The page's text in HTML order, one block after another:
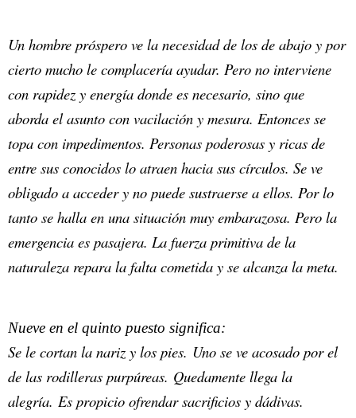
Un hombre próspero ve la necesidad de los de abajo y por
cierto mucho le complacería ayudar. Pero no interviene
con rapidez y energía donde es necesario, sino que
aborda el asunto con vacilación y mesura. Entonces se
topa con impedimentos. Personas poderosas y ricas de
entre sus conocidos lo atraen hacia sus círculos. Se ve
obligado a acceder y no puede sustraerse a ellos. Por lo
tanto se halla en una situación muy embarazosa. Pero la
emergencia es pasajera. La fuerza primitiva de la
naturaleza repara la falta cometida y se alcanza la meta.
Nueve en el quinto puesto significa:
Se le cortan la nariz y los pies. Uno se ve acosado por el
de las rodilleras purpúreas. Quedamente llega la
alegría. Es propicio ofrendar sacrificios y dádivas.